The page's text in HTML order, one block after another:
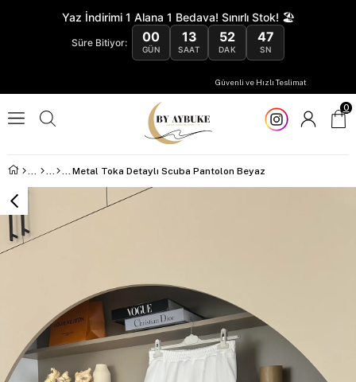
Yaz İndirimi 1 Alana 1 Bedava! Sınırlı Stok! 🏖️
Süre Bitiyor: 00
GÜN
13
SAAT
52
DAK
47
SN
Güvenli ve Hızlı Teslimat
0
Metal Toka Detaylı Scuba Pantolon Beyaz